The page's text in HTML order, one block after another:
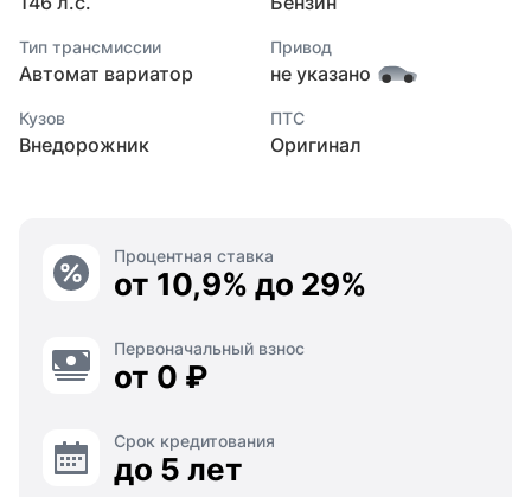
Тип трансмиссии
Автомат вариатор
Привод
не указано
Кузов
Внедорожник
ПТС
Оригинал
Процентная ставка
от 10,9% до 29%
Первоначальный взнос
от 0 ₽
Срок кредитования
до 5 лет